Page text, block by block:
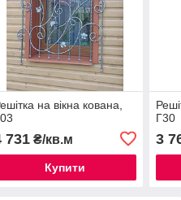
на вікна кована,
731₴/кв.м
Купити
Г30
3